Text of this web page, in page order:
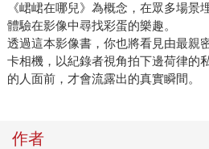
《峮峮在哪兒》為概念，在眾多場景
體驗在影像中尋找彩蛋的樂趣。
透過這本影像書，你也將看見由最親
卡相機，以紀錄者視角拍下邊荷律的
的人面前，才會流露出的真實瞬間。
作者